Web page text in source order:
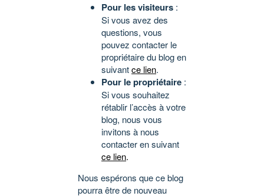
Pour les visiteurs :
Si vous avez des
questions, vous
pouvez contacter le
propriétaire du blog en
suivantce lien.
Pour le propriétaire :
Si vous souhaitez
rétablir l’accès à votre
blog, nous vous
invitons à nous
contacter en suivant
ce lien.
Nous espérons que ce blog
pourra être de nouveau